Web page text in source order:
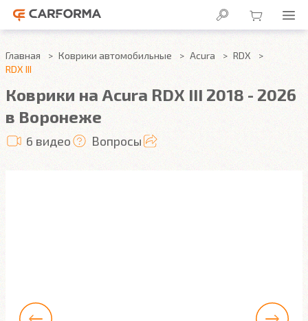
Главная Коврики автомобильные Acura
RDX
RDX III
Коврики на Acura RDX III 2018 - 2026
в Воронеже
6 видео Вопросы